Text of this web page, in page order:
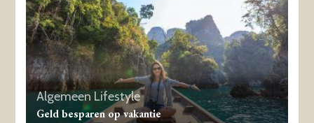
Algemeen Lifestyle
Geld besparen op vakantie